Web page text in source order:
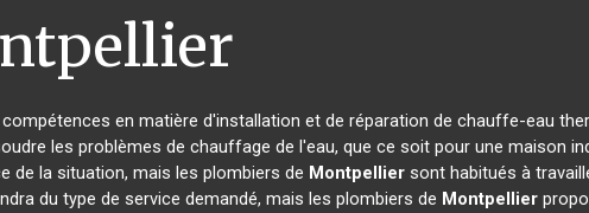
en matière d'installation et de réparation de chauffe-eau
les problèmes de chauffage de l'eau, que ce soit pour une maison
de la situation, mais les plombiers de Montpelliersont habitués à
du type de service demandé, mais les plombiers de Montpellier